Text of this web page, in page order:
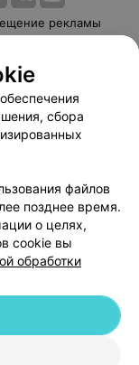
рекламы
оплаты
Республика Беларусь,
сбора
файлов
позднее время.
о целях,
cookie вы
обработки